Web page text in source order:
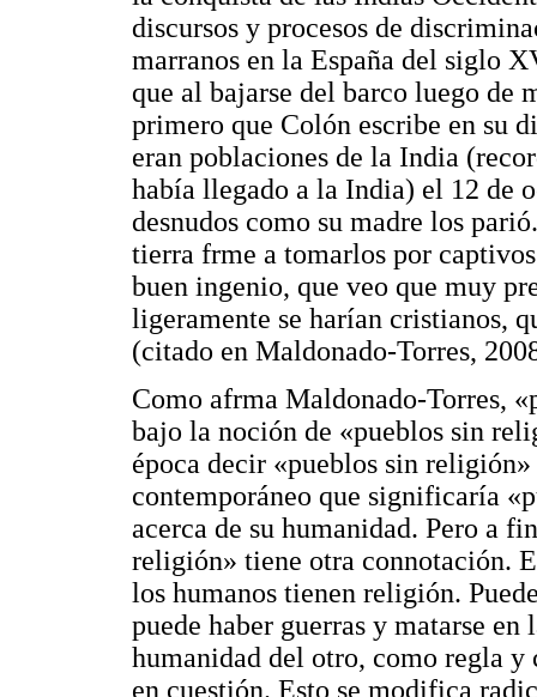
discursos y procesos de
marranos en la España del siglo
que al bajarse del barco luego de
primero que Colón escribe en su
eran poblaciones de la India
había llegado a la India) el 12 de
desnudos como su madre los
tierra frme a tomarlos por
buen ingenio, que veo que muy
ligeramente se harían cristianos,
(citado en Maldonado-Torres,
Como afrma Maldonado-Torres,
bajo la noción de «pueblos sin
época decir «pueblos sin
contemporáneo que significaría
acerca de su humanidad. Pero a
religión» tiene otra connotación.
los humanos tienen religión.
puede haber guerras y matarse
humanidad del otro, como regla y
en cuestión. Esto se modifica